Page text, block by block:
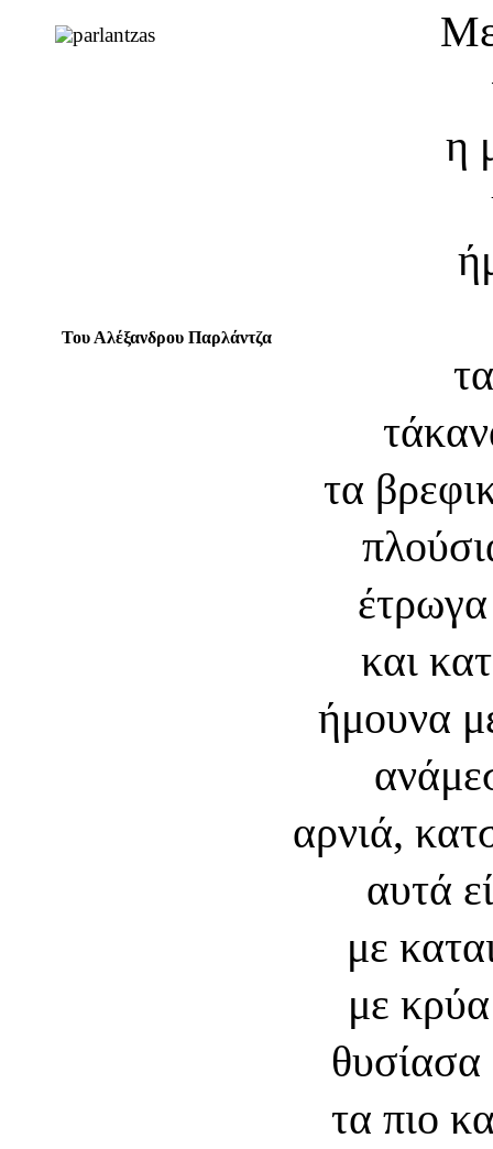
Του Αλέξανδρου Παρλάντζα
η
τα
και
ήμουνα
αρνιά,
αυτά
με
με κρύα
τα πιο